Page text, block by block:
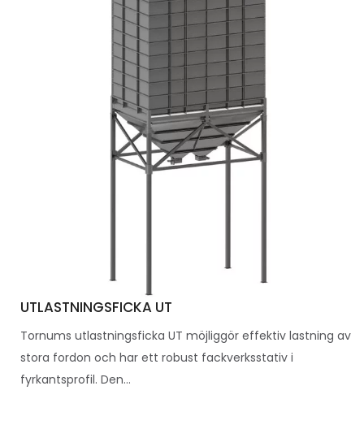
UTLASTNINGSFICKA UT
Tornums utlastningsficka UT möjliggör effektiv lastning av
stora fordon och har ett robust fackverksstativ i
fyrkantsprofil. Den...